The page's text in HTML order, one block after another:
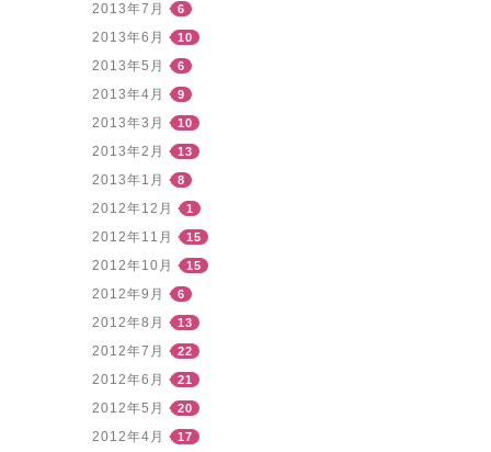
2013年7月 6
2013年6月 10
2013年5月 6
2013年4月 9
2013年3月 10
2013年2月 13
2013年1月 8
2012年12月 1
2012年11月 15
2012年10月 15
2012年9月 6
2012年8月 13
2012年7月 22
2012年6月 21
2012年5月 20
2012年4月 17